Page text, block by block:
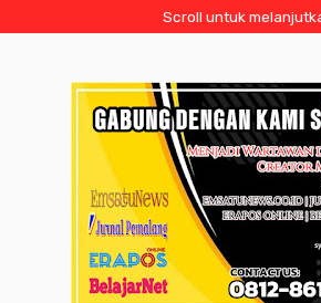
Scroll untuk